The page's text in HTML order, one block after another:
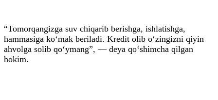
“Tomorqangizga suv chiqarib berishga, ishlatishga,
hammasiga ko‘mak beriladi. Kredit olib o‘zingizni qiyin
ahvolga solib qo‘ymang”, — deya qo‘shimcha qilgan
hokim.